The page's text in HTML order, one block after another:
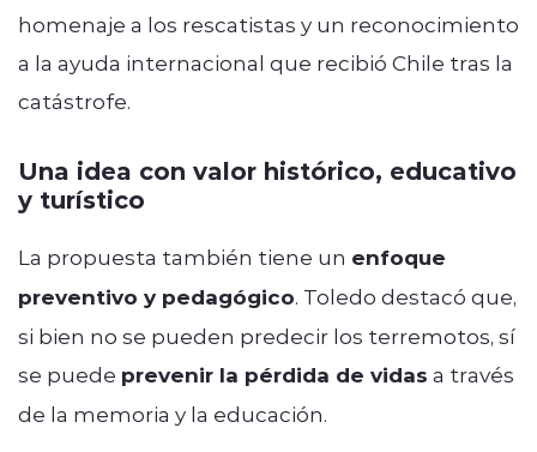
homenaje a los rescatistas y un reconocimiento
a la ayuda internacional que recibió Chile tras la
catástrofe.
Una idea con valor histórico, educativo
y turístico
La propuesta también tiene un enfoque
preventivo y pedagógico. Toledo destacó que,
si bien no se pueden predecir los terremotos, sí
se puede prevenir la pérdida de vidas a través
de la memoria y la educación.